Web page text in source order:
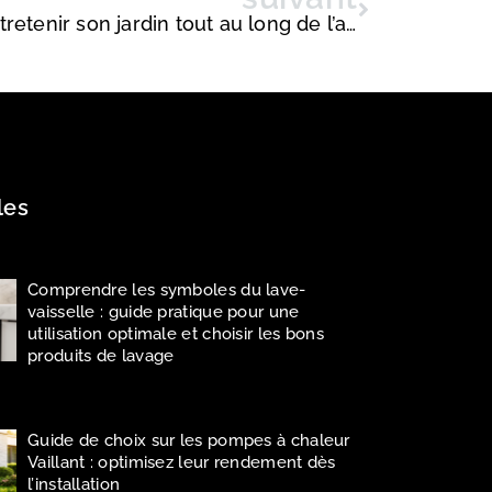
5 conseils pour bien entretenir son jardin tout au long de l’annee
Comprendre les symboles du lave-
vaisselle : guide pratique pour une
utilisation optimale et choisir les bons
produits de lavage
Guide de choix sur les pompes à chaleur
Vaillant : optimisez leur rendement dès
l’installation